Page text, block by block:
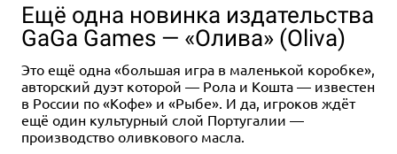
2
2-4 30 12+ 2-4
2 20 9+ 2
2 20 9+ 2-4
Ещё одна новинка издательства
GaGa Games — «Олива» (Oliva)
Это ещё одна «большая игра в маленькой коробке»,
авторский дуэт которой — Рола и Кошта — известен
в России по «Кофе» и «Рыбе». И да, игроков ждёт
ещё один культурный слой Португалии —
производство оливкового масла.